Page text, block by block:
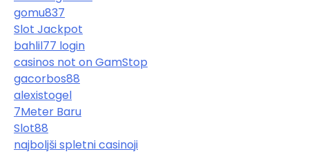
gomu837
Slot Jackpot
bahlil77 login
casinos not on GamStop
gacorbos88
alexistogel
7Meter Baru
Slot88
najboljši spletni casinoji